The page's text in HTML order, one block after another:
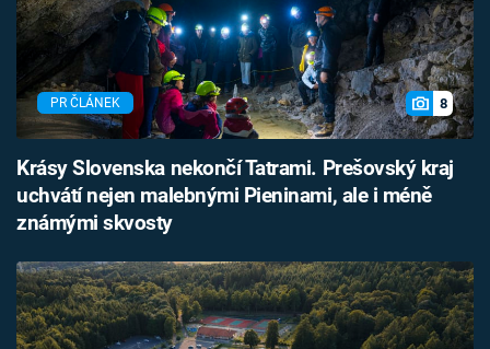
PR ČLÁNEK 8
Krásy Slovenska nekončí Tatrami. Prešovský kraj
uchvátí nejen malebnými Pieninami, ale i méně
známými skvosty